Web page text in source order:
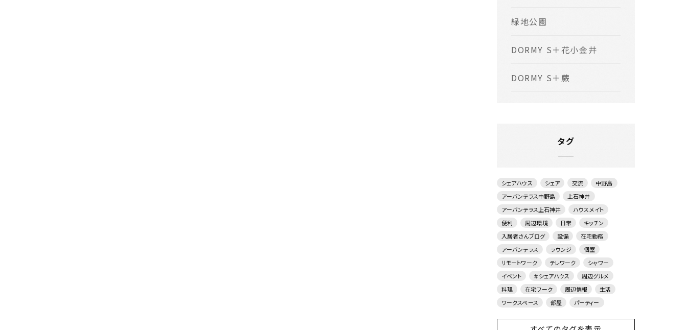
緑地公園
DORMY S＋花小金井
DORMY S＋蕨
タグ
シェアハウス シェア 交流
中野島
アーバンテラス中野島
上石神井
アーバンテラス上石神井
ハウスメイト
便利
周辺環境 日常
キッチン
入居者さんブログ
設備
在宅勤務
アーバンテラス
ラウンジ
個室
リモートワーク
テレワーク
シャワー
イベント
＃シェアハウス
周辺グルメ
料理
在宅ワーク 周辺情報
生活
ワークスペース
部屋 パーティー